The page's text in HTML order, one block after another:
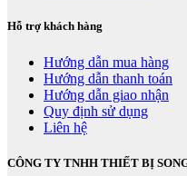
Hỗ trợ khách hàng
Hướng dẫn mua hàng
Hướng dẫn thanh toán
Hướng dẫn giao nhận
Quy định sử dụng
Liên hệ
CÔNG TY TNHH THIẾT BỊ